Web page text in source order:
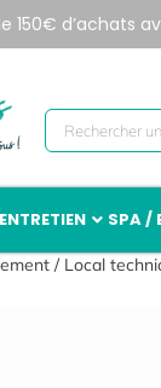
150€ d’achats
ENTRETIEN SPA /
/ Local